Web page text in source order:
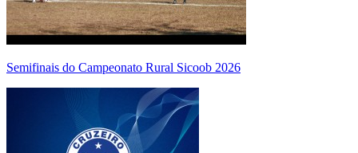
Semifinais do Campeonato Rural Sicoob 2026